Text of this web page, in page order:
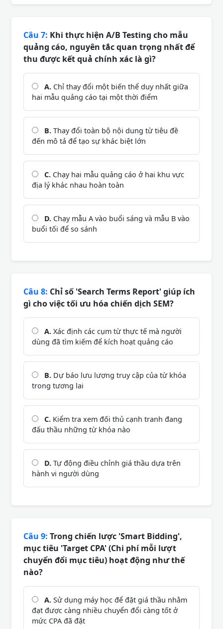
Câu 7: Khi thực hiện A/B Testing cho mẫu
quảng cáo, nguyên tắc quan trọng nhất để
thu được kết quả chính xác là gì?
A. Chỉ thay đổi một biến thể duy nhất giữa
hai mẫu quảng cáo tại một thời điểm
B. Thay đổi toàn bộ nội dung từ tiêu đề
đến mô tả để tạo sự khác biệt lớn
C. Chạy hai mẫu quảng cáo ở hai khu vực
địa lý khác nhau hoàn toàn
D. Chạy mẫu A vào buổi sáng và mẫu B vào
buổi tối để so sánh
Câu 8: Chỉ số 'Search Terms Report' giúp ích
gì cho việc tối ưu hóa chiến dịch SEM?
A. Xác định các cụm từ thực tế mà người
dùng đã tìm kiếm để kích hoạt quảng cáo
B. Dự báo lưu lượng truy cập của từ khóa
trong tương lai
C. Kiểm tra xem đối thủ cạnh tranh đang
đấu thầu những từ khóa nào
D. Tự động điều chỉnh giá thầu dựa trên
hành vi người dùng
Câu 9: Trong chiến lược 'Smart Bidding',
mục tiêu 'Target CPA' (Chi phí mỗi lượt
chuyển đổi mục tiêu) hoạt động như thế
nào?
A. Sử dụng máy học để đặt giá thầu nhằm
đạt được càng nhiều chuyển đổi càng tốt ở
mức CPA đã đặt